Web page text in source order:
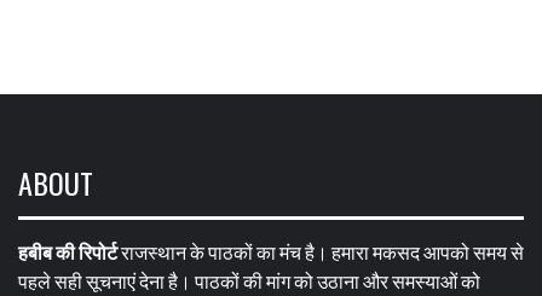
ABOUT
हबीब की रिपोर्टराजस्थान के पाठकों का मंच है। हमारा मकसद आपको समय से
पहले सही सूचनाएं देना है। पाठकों की मांग को उठाना और समस्याओं को